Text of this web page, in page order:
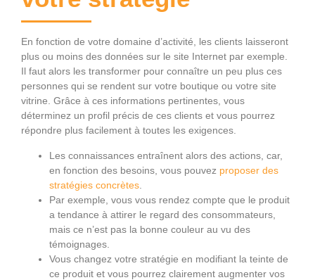
En fonction de votre domaine d’activité, les clients laisseront
plus ou moins des données sur le site Internet par exemple.
Il faut alors les transformer pour connaître un peu plus ces
personnes qui se rendent sur votre boutique ou votre site
vitrine. Grâce à ces informations pertinentes, vous
déterminez un profil précis de ces clients et vous pourrez
répondre plus facilement à toutes les exigences.
Les connaissances entraînent alors des actions, car,
en fonction des besoins, vous pouvez proposer des
stratégies concrètes
Par exemple, vous vous rendez compte que le produit
a tendance à attirer le regard des consommateurs,
mais ce n’est pas la bonne couleur au vu des
témoignages.
Vous changez votre stratégie en modifiant la teinte de
ce produit et vous pourrez clairement augmenter vos